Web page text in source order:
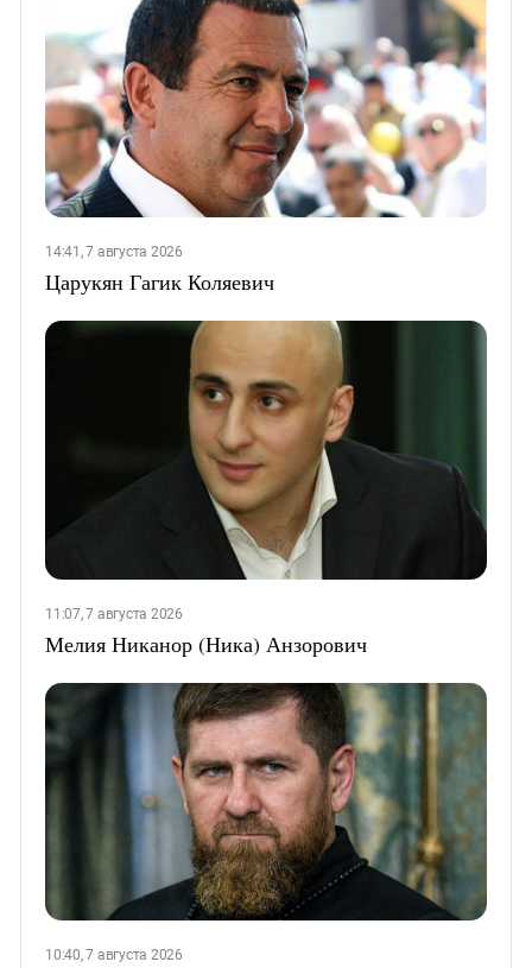
14:41, 7 августа 2026
Царукян Гагик Коляевич
11:07, 7 августа 2026
Мелия Никанор (Ника) Анзорович
10:40, 7 августа 2026